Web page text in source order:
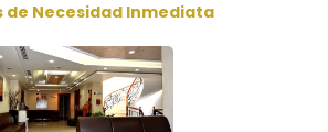
de Necesidad Inmediata